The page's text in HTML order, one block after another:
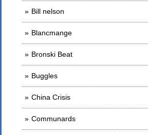
Bill nelson
Blancmange
Bronski Beat
Buggles
China Crisis
Communards